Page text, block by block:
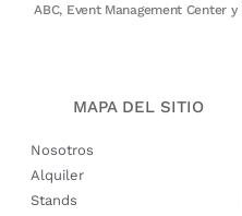
ABC, Event Management Center
MAPA DEL SITIO
Nosotros
Alquiler
Stands